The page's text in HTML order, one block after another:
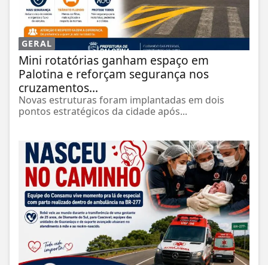
GERAL
Mini rotatórias ganham espaço em
Palotina e reforçam segurança nos
cruzamentos...
Novas estruturas foram implantadas em dois
pontos estratégicos da cidade após...